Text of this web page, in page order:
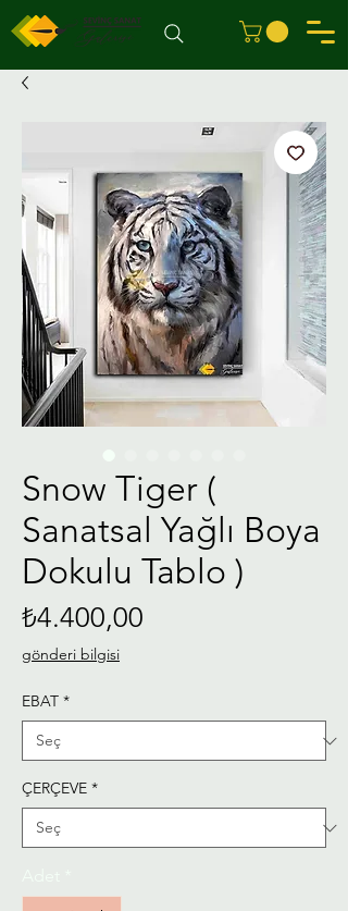
Snow Tiger (
Sanatsal Yağlı Boya
Dokulu Tablo )
₺4.400,00
gönderi bilgisi
EBAT *
ÇERÇEVE *